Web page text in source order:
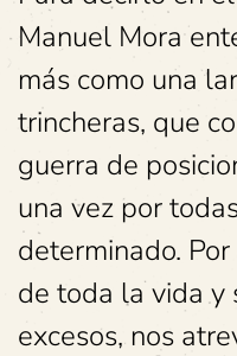
Manuel Mora
más como una
trincheras, que
guerra de
una vez por
determinado.
de toda la vida y
excesos, nos